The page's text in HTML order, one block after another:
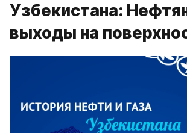
Узбекистана:
выходы на